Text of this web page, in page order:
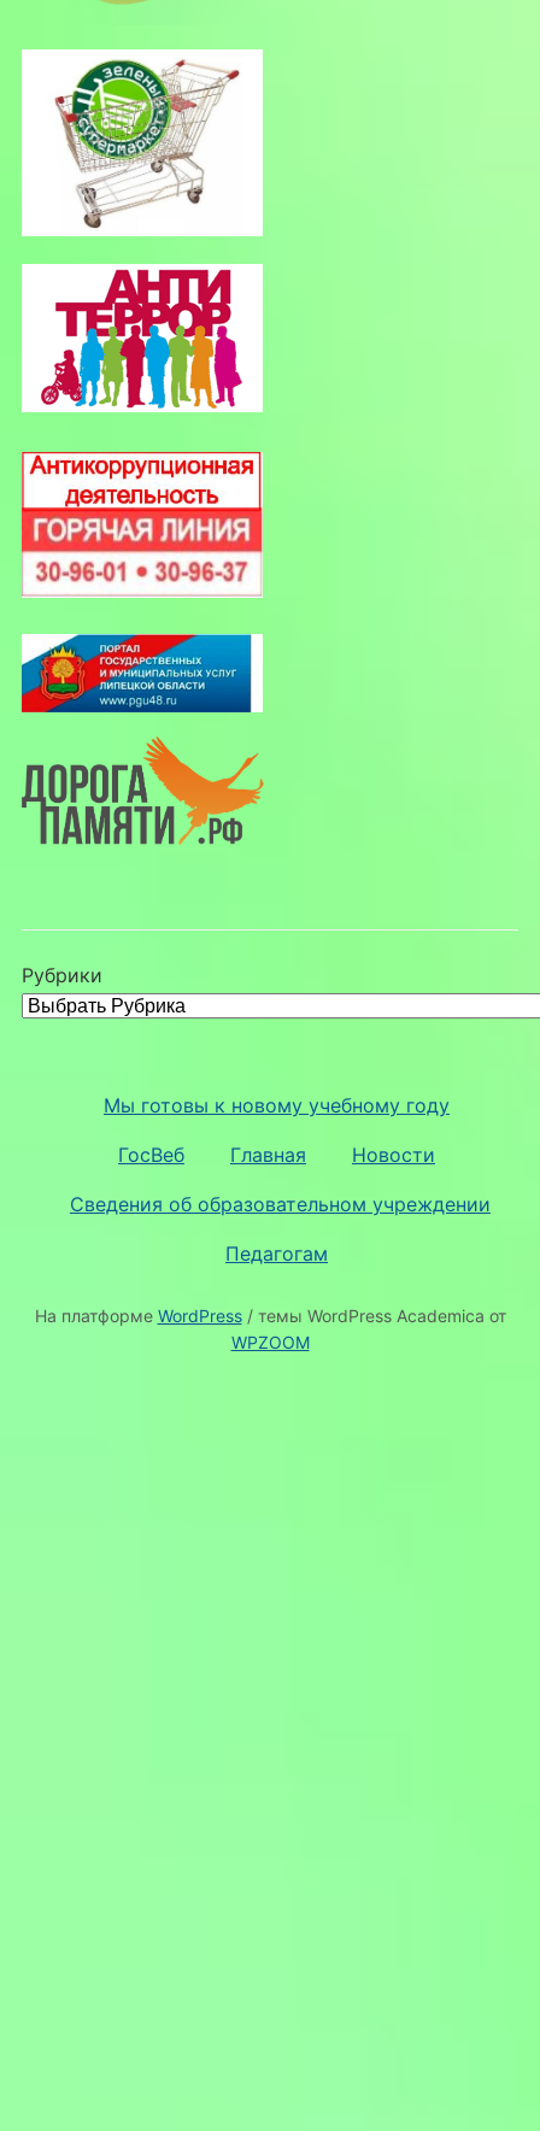
Рубрики
Мы готовы к новому учебному году
ГосВеб Главная Новости
Сведения об образовательном учреждении
Педагогам
На платформе WordPress/ темы WordPress Academica от
WPZOOM